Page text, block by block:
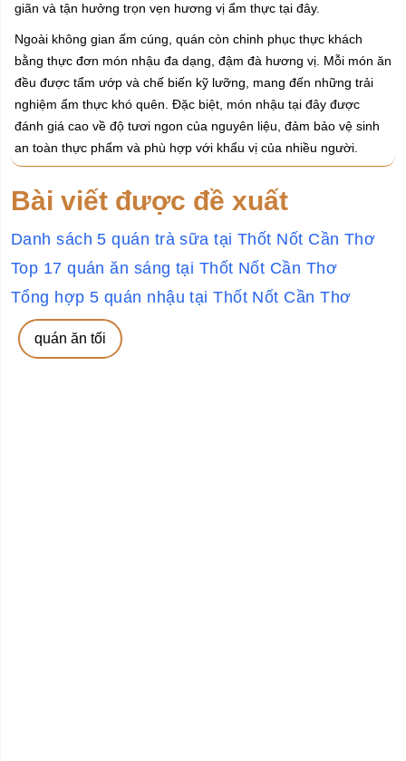
giãn và tận hưởng trọn vẹn hương vị ẩm thực tại đây.
Ngoài không gian ấm cúng, quán còn chinh phục thực khách
bằng thực đơn món nhậu đa dạng, đậm đà hương vị. Mỗi món ăn
đều được tẩm ướp và chế biến kỹ lưỡng, mang đến những trải
nghiệm ẩm thực khó quên. Đặc biệt, món nhậu tại đây được
đánh giá cao về độ tươi ngon của nguyên liệu, đảm bảo vệ sinh
an toàn thực phẩm và phù hợp với khẩu vị của nhiều người.
Bài viết được đề xuất
Danh sách 5 quán trà sữa tại Thốt Nốt Cần Thơ
Top 17 quán ăn sáng tại Thốt Nốt Cần Thơ
Tổng hợp 5 quán nhậu tại Thốt Nốt Cần Thơ
quán ăn tối